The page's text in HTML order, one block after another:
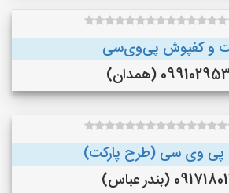
و کفپوش پی‌وی‌سی
(همدان)
وی سی (طرح پارکت)
(بندر عباس)